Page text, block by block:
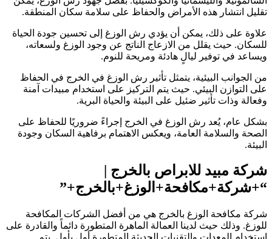
انتشار هذه الأمراض والحفاظ على سلامة سكان المنطقة.
على ذلك، يمكن أن يؤدي رش الوزغ إلى تحسين جودة الحياة
حيث يقلل من الازعاج الناتج عن وجود الوزغ ولسعاته،
في توفير ليالٍ هادئة ومريحة للنوم.
الجوانب البيئية، يتمثل تأثير رش الوزغ في الخرج في الحفاظ
التوازن البيئي. حيث يتم التركيز على استخدام مبيدات آمنة
وذات تأثير ضئيل على البيئة والحياة البرية.
عام، يُعد رش الوزغ في الخرج إجراءً ضروريًا للحفاظ على
والسلامة العامة، ويعكس الاهتمام برفاهية السكان وجودة
مبيد للابراص بالخرج |
مكافحة الوزغ بالخرج هي من أفضل الشركات المكافحة
وذلك حيث لدينا العمالة الماهرة المتطورة دائماً والقادرة على